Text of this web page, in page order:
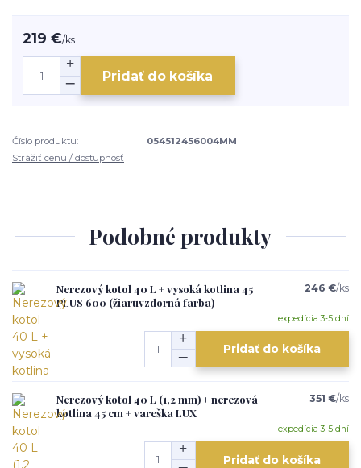
219 €/ks
Pridať do košíka
Číslo produktu:
054512456004MM
Strážiť cenu / dostupnosť
Podobné produkty
Nerezový kotol 40 L + vysoká kotlina 45
PLUS 600 (žiaruvzdorná farba)
246 €/ks
expedícia 3-5 dní
Pridať do košíka
Nerezový kotol 40 L (1,2 mm) + nerezová
kotlina 45 cm + vareška LUX
351 €/ks
expedícia 3-5 dní
Pridať do košíka